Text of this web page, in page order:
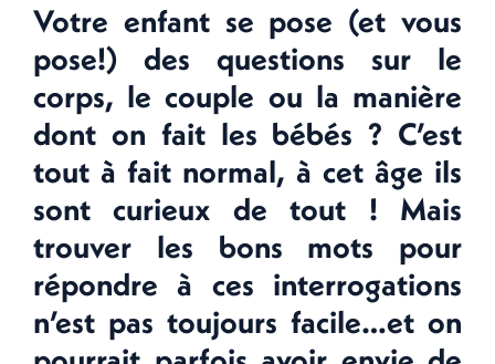
Votre enfant se pose (et vous
pose!) des questions sur le
corps, le couple ou la manière
dont on fait les bébés ? C’est
tout à fait normal, à cet âge ils
sont curieux de tout ! Mais
trouver les bons mots pour
répondre à ces interrogations
n’est pas toujours facile…et on